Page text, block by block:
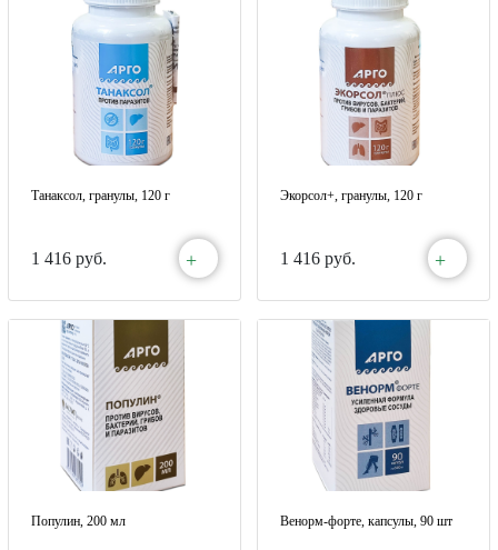
Танаксол, гранулы, 120 г
1 416 руб. +
Экорсол+, гранулы, 120 г
1 416 руб. +
Популин, 200 мл Венорм-форте, капсулы, 90 шт